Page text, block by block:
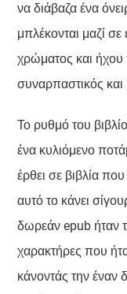
να διάβαζα ένα
μπλέκονται μαζί
χρώματος και
συναρπαστικός και
Το ρυθμό του
ένα κυλιόμενο
έρθει σε βιβλία
αυτό το κάνει
δωρεάν epub ήταν
χαρακτήρες που
κάνοντάς την έναν